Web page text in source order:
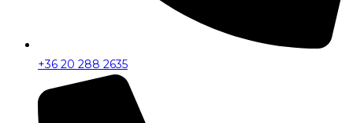
+36 20 288 2635